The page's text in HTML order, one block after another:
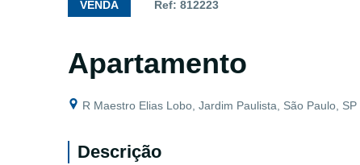
VENDA Ref: 812223
Apartamento
R Maestro Elias Lobo, Jardim Paulista, São Paulo, SP
Descrição